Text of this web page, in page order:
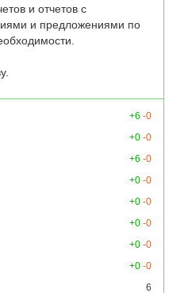
и отчетов с
и предложениями по
+6 -0
+0 -0
+6 -0
+0 -0
+0 -0
+0 -0
+0 -0
+0 -0
6